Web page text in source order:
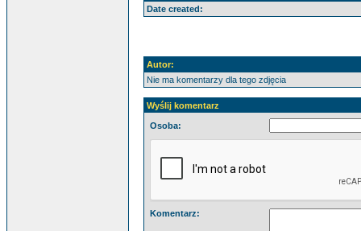
Date created:
Autor:
Nie ma komentarzy dla tego zdjęcia
Wyślij komentarz
Osoba:
Komentarz: